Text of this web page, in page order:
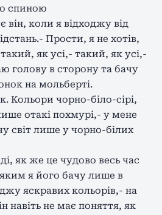
спиною
він, коли я відходжу від
Прости, я не хотів,
як усі,- такий, як усі,-
голову в сторону та бачу
на мольберті.
Кольори чорно-біло-сірі,
отакі похмурі,- у мене
світ лише у чорно-білих
як же це чудово весь час
я його бачу лише в
яскравих кольорів,- на
навіть не має поняття, як